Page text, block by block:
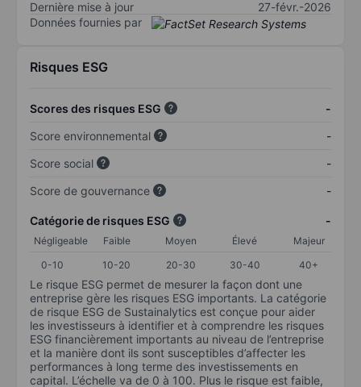
Dernière mise à jour
27-févr.-2026
Données fournies par
Risques ESG
Scores des risques ESG
-
Score environnemental
-
Score social
-
Score de gouvernance
-
Catégorie de risques ESG -
Négligeable Faible Moyen Élevé
Majeur
0-10
10-20 20-30 30-40 40+
Le risque ESG permet de mesurer la façon dont une
entreprise gère les risques ESG importants. La catégorie
de risque ESG de Sustainalytics est conçue pour aider
les investisseurs à identifier et à comprendre les risques
ESG financièrement importants au niveau de l’entreprise
et la manière dont ils sont susceptibles d’affecter les
performances à long terme des investissements en
capital. L’échelle va de 0 à 100. Plus le risque est faible,